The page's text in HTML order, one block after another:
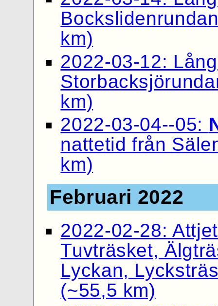
km)
2022-03-12:
km)
2022-03-04--05:
nattetid från
km)
Februari 2022
2022-02-28:
Tuvträsket,
Lyckan,
(~55,5 km)